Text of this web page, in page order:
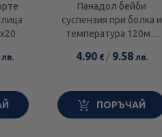
лв.
Панадол бейби
суспензия при болка и
температура 120мг/
4.90€ / 9.58лв.
ПОРЪЧАЙ